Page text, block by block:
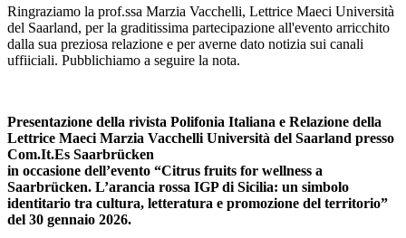
Ringraziamo la prof.ssa Marzia Vacchelli, Lettrice Maeci Università
del Saarland, per la graditissima partecipazione all'evento arricchito
dalla sua preziosa relazione e per averne dato notizia sui canali
uffiiciali. Pubblichiamo a seguire la nota.
Presentazione della rivista Polifonia Italiana e Relazione della
Lettrice Maeci Marzia Vacchelli Università del Saarland presso
Com.It.Es Saarbrücken
in occasione dell’evento “Citrus fruits for wellness a
Saarbrücken. L’arancia rossa IGP di Sicilia: un simbolo
identitario tra cultura, letteratura e promozione del territorio”
del 30 gennaio 2026.